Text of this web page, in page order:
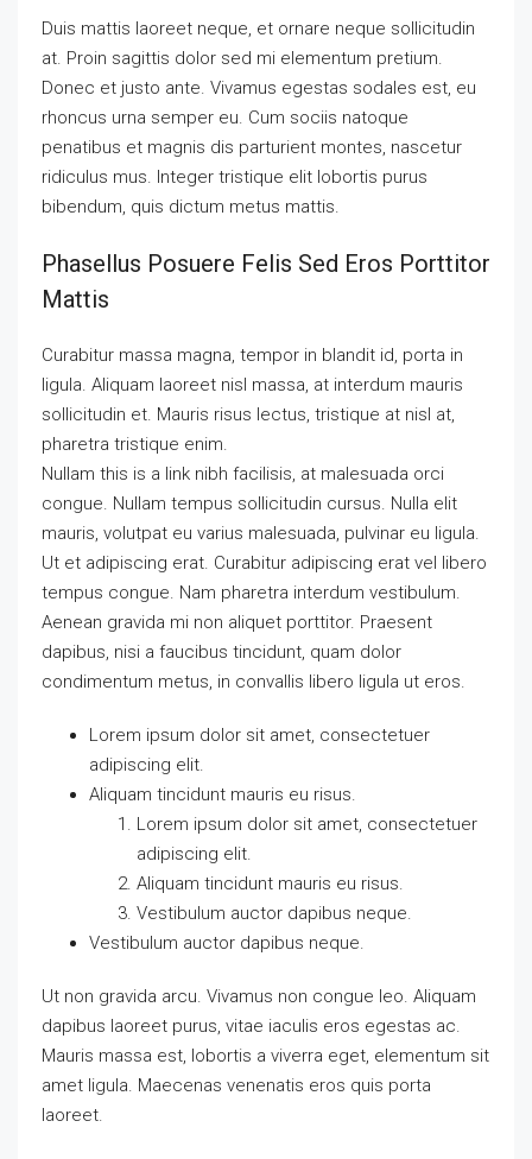
Duis mattis laoreet neque, et ornare neque sollicitudin
at. Proin sagittis dolor sed mi elementum pretium.
Donec et justo ante. Vivamus egestas sodales est, eu
rhoncus urna semper eu. Cum sociis natoque
penatibus et magnis dis parturient montes, nascetur
ridiculus mus. Integer tristique elit lobortis purus
bibendum, quis dictum metus mattis.
Phasellus Posuere Felis Sed Eros Porttitor
Mattis
Curabitur massa magna, tempor in blandit id, porta in
ligula. Aliquam laoreet nisl massa, at interdum mauris
sollicitudin et. Mauris risus lectus, tristique at nisl at,
pharetra tristique enim.
Nullam this is a link nibh facilisis, at malesuada orci
congue. Nullam tempus sollicitudin cursus. Nulla elit
mauris, volutpat eu varius malesuada, pulvinar eu ligula.
Ut et adipiscing erat. Curabitur adipiscing erat vel libero
tempus congue. Nam pharetra interdum vestibulum.
Aenean gravida mi non aliquet porttitor. Praesent
dapibus, nisi a faucibus tincidunt, quam dolor
condimentum metus, in convallis libero ligula ut eros.
Lorem ipsum dolor sit amet, consectetuer
adipiscing elit.
Aliquam tincidunt mauris eu risus.
Lorem ipsum dolor sit amet, consectetuer
adipiscing elit.
Aliquam tincidunt mauris eu risus.
Vestibulum auctor dapibus neque.
Vestibulum auctor dapibus neque.
Ut non gravida arcu. Vivamus non congue leo. Aliquam
dapibus laoreet purus, vitae iaculis eros egestas ac.
Mauris massa est, lobortis a viverra eget, elementum sit
amet ligula. Maecenas venenatis eros quis porta
laoreet.